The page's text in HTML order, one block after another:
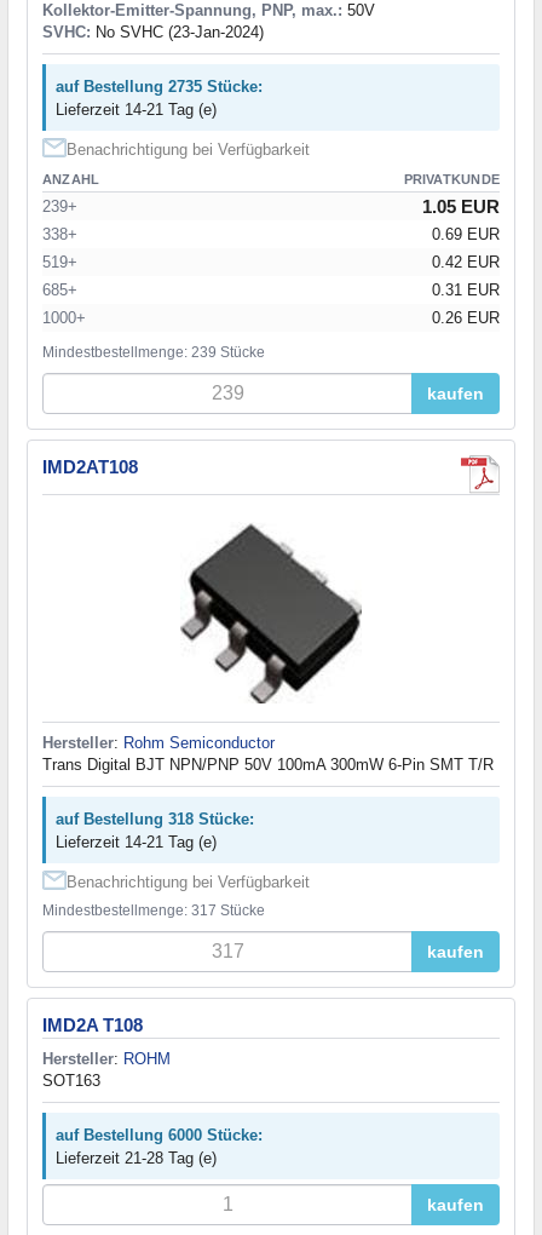
Kollektor-Emitter-Spannung, PNP, max.: 50V
SVHC: No SVHC (23-Jan-2024)
auf Bestellung 2735 Stücke:
Lieferzeit 14-21 Tag (e)
Benachrichtigung bei Verfügbarkeit
ANZAHL PRIVATKUNDE
239+ 1.05 EUR
338+
0.69 EUR
519+
0.42 EUR
685+
0.31 EUR
1000+
0.26 EUR
Mindestbestellmenge: 239 Stücke
kaufen
IMD2AT108
Hersteller: Rohm Semiconductor
Trans Digital BJT NPN/PNP 50V 100mA 300mW 6-Pin SMT T/R
auf Bestellung 318 Stücke:
Lieferzeit 14-21 Tag (e)
Benachrichtigung bei Verfügbarkeit
Mindestbestellmenge: 317 Stücke
kaufen
IMD2A T108
Hersteller: ROHM
SOT163
auf Bestellung 6000 Stücke:
Lieferzeit 21-28 Tag (e)
kaufen